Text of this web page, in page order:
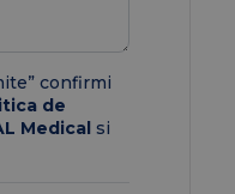
confirmi
de
Medicalsi